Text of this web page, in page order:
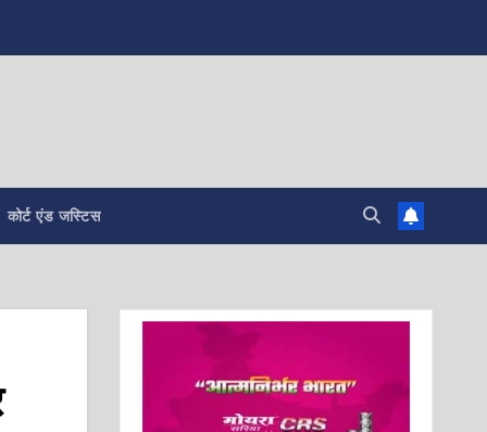
कोर्ट एंड जस्टिस